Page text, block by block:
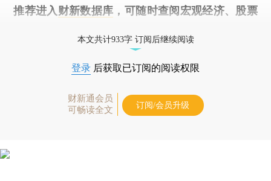
推荐进入 财新数据库 ，可随时查阅宏观经济、股票
本文共计933字 订阅后继续阅读
登录 后获取已订阅的阅读权限
财新通会员
可畅读全文
订阅/会员升级